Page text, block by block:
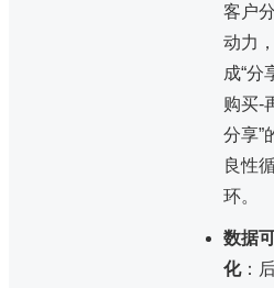
客户
动力
成“分
购买-
分享”
良性
环。
数据
化：